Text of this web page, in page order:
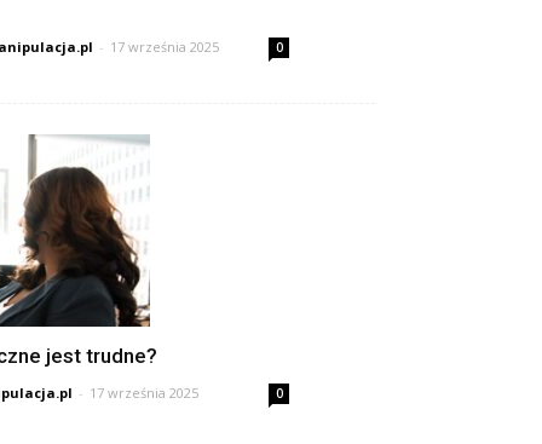
- 17 września 2025 0
jest trudne?
- 17 września 2025 0